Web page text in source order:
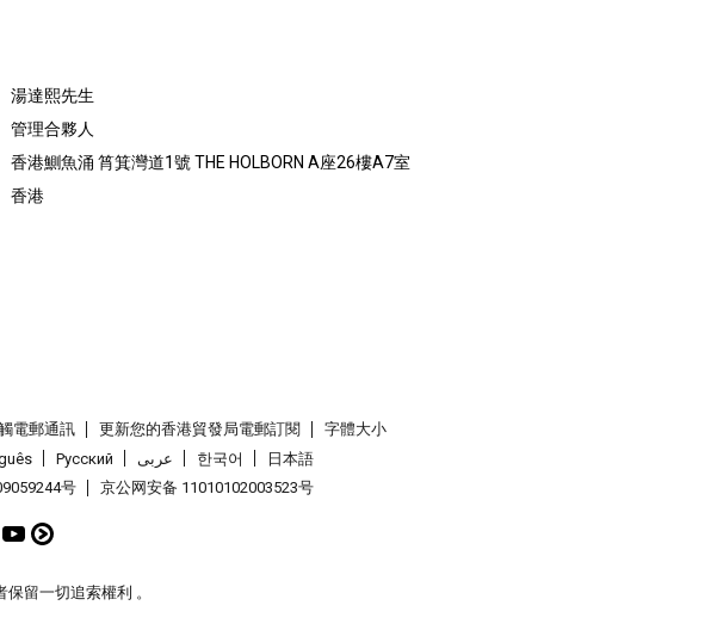
湯達熙先生
管理合夥人
香港鰂魚涌 筲箕灣道1號 THE HOLBORN A座26樓A7室
香港
電郵通訊 更新您的香港貿發局電郵訂閱
字體大小
Pусский عربى 한국어
日本語
号 京公网安备 11010102003523号
留一切追索權利 。